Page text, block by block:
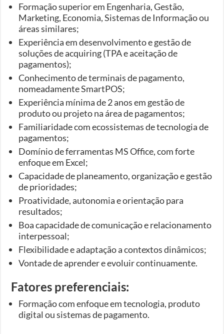
Formação superior em Engenharia, Gestão,
Marketing, Economia, Sistemas de Informação ou
áreas similares;
Experiência em desenvolvimento e gestão de
soluções de acquiring (TPA e aceitação de
pagamentos);
Conhecimento de terminais de pagamento,
nomeadamente SmartPOS;
Experiência mínima de 2 anos em gestão de
produto ou projeto na área de pagamentos;
Familiaridade com ecossistemas de tecnologia de
pagamentos;
Domínio de ferramentas MS Office, com forte
enfoque em Excel;
Capacidade de planeamento, organização e gestão
de prioridades;
Proatividade, autonomia e orientação para
resultados;
Boa capacidade de comunicação e relacionamento
interpessoal;
Flexibilidade e adaptação a contextos dinâmicos;
Vontade de aprender e evoluir continuamente.
Fatores preferenciais:
Formação com enfoque em tecnologia, produto
digital ou sistemas de pagamento.